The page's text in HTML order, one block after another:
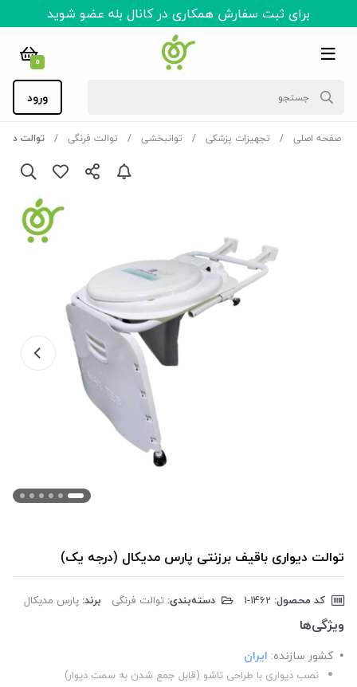
برای ثبت سفارش همکاری در کانال بله عضو شوید
0
ورود
صفحه اصلی تجهیزات پزشکی توانبخشی توالت فرنگی توالت
توالت دیواری باقیف برزنتی پارس مدیکال (درجه یک)
کد محصول: دسته‌بندی: توالت فرنگی برند: پارس مدیکال
ویژگی‌ها
کشور سازنده: ایران
نصب دیواری با طراحی تاشو (قابل جمع شدن به سمت دیوار)